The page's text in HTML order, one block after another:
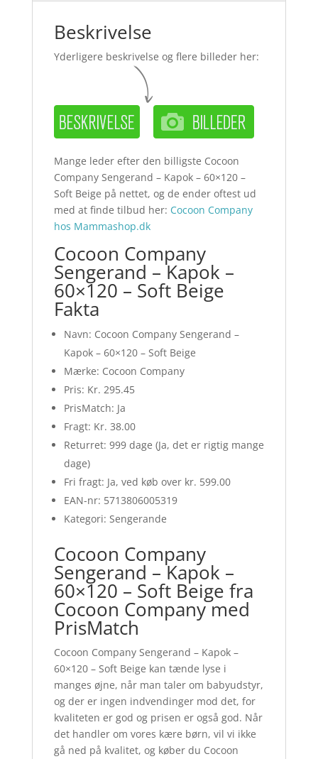
Beskrivelse
Yderligere beskrivelse og flere billeder her:
Mange leder efter den billigste Cocoon
Company Sengerand – Kapok – 60×120 –
Soft Beige på nettet, og de ender oftest ud
med at finde tilbud her: Cocoon Company
hos Mammashop.dk
Cocoon Company
Sengerand – Kapok –
60×120 – Soft Beige
Fakta
Navn: Cocoon Company Sengerand –
Kapok – 60×120 – Soft Beige
Mærke: Cocoon Company
Pris: Kr. 295.45
PrisMatch: Ja
Fragt: Kr. 38.00
Returret: 999 dage (Ja, det er rigtig mange
dage)
Fri fragt: Ja, ved køb over kr. 599.00
EAN-nr: 5713806005319
Kategori: Sengerande
Cocoon Company
Sengerand – Kapok –
60×120 – Soft Beige fra
Cocoon Company med
PrisMatch
Cocoon Company Sengerand – Kapok –
60×120 – Soft Beige kan tænde lyse i
manges øjne, når man taler om babyudstyr,
og der er ingen indvendinger mod det, for
kvaliteten er god og prisen er også god. Når
det handler om vores kære børn, vil vi ikke
gå ned på kvalitet, og køber du Cocoon